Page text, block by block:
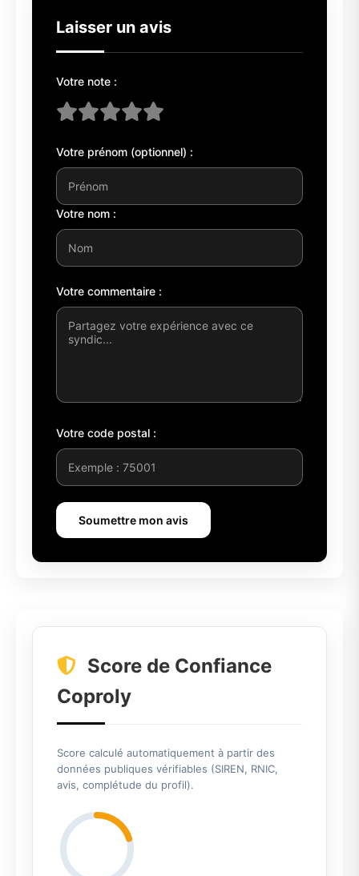
Laisser un avis
Votre note :
Votre prénom (optionnel) :
Votre nom :
Votre commentaire :
Votre code postal :
Soumettre mon avis
Score de Confiance
Coproly
Score calculé automatiquement à partir des
données publiques vérifiables (SIREN, RNIC,
avis, complétude du profil).